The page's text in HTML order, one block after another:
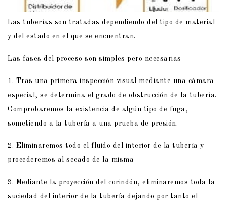
Las tuberías son tratadas dependiendo del tipo de material
y del estado en el que se encuentran.
Las fases del proceso son simples pero necesarias
1. Tras una primera inspección visual mediante una cámara
especial, se determina el grado de obstrucción de la tubería.
Comprobaremos la existencia de algún tipo de fuga,
sometiendo a la tubería a una prueba de presión.
2. Eliminaremos todo el fluido del interior de la tubería y
procederemos al secado de la misma
3. Mediante la proyección del corindón, eliminaremos toda la
suciedad del interior de la tubería dejando por tanto el